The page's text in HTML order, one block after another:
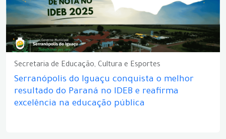
Secretaria de Educação, Cultura e Esportes
Serranópolis do Iguaçu conquista o melhor
resultado do Paraná no IDEB e reafirma
excelência na educação pública